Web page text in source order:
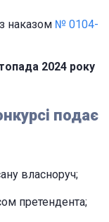
наказом № 0104-
2024 року
подає
власноруч;
претендента;